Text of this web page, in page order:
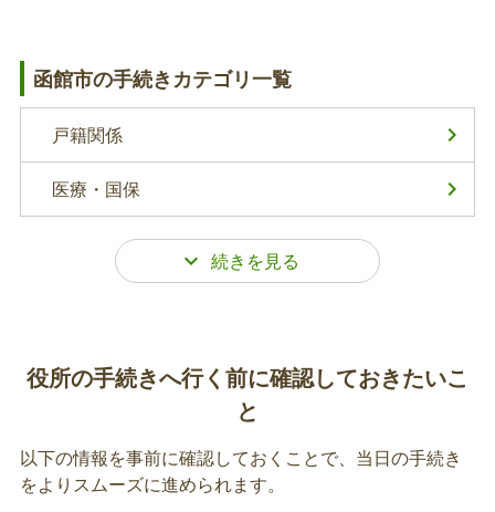
の方が2人以上いる場合のみ必要となります。亡く
なった方が1人世帯だった場合や、2人世帯でその
世帯に残った方が1人しかいない場合は、自動的に
世帯主が決まりますので、手続きは不要です。
住民票戸籍謄本等の請求
が、連休や函館市以外で火葬したとき、本籍地が函
館市以外の場合はさらに日数がかかる場合がありま
介護保険制度に加⼊していた方が亡くなった場合
は、介護保険制度の被保険者証、負担割合証、負担
限度額認定証、社会福祉法人利⽤者負担軽減確認証
の返還が必要です。
函館市の手続きカテゴリ一覧
戸籍関係
医療・国保
障がい福祉
年金
役所の手続きへ行く前に確認しておきたいこ
と
以下の情報を事前に確認しておくことで、当日の手続き
をよりスムーズに進められます。